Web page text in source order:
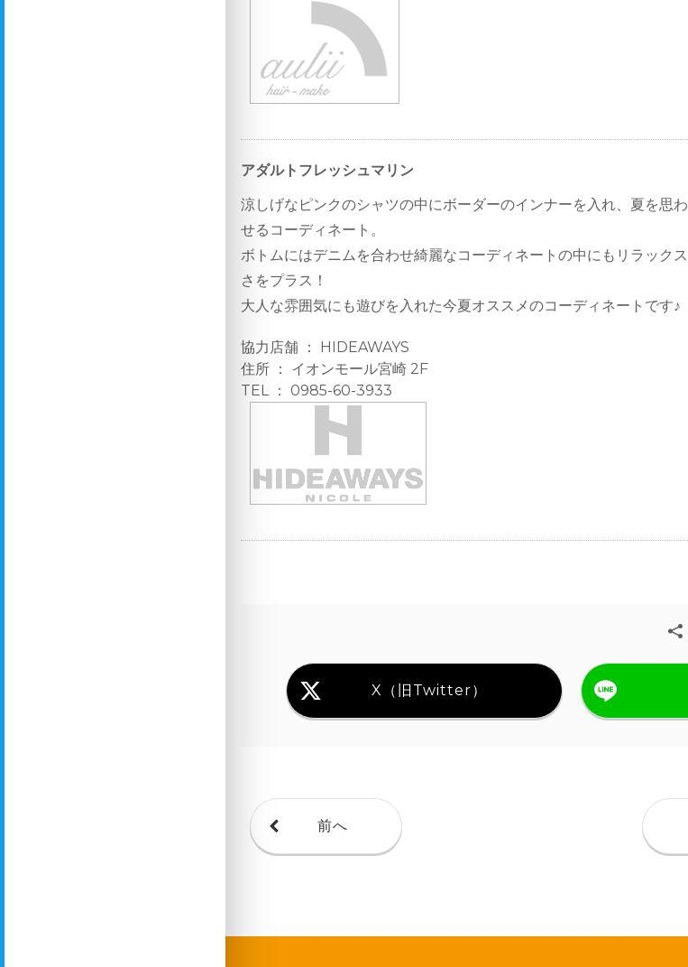
アダルトフレッシュマリン
涼しげなピンクのシャツの中にボーダーのインナーを入れ、夏を思わ
せるコーディネート。
ボトムにはデニムを合わせ綺麗なコーディネートの中にもリラックス
さをプラス！
大人な雰囲気にも遊びを入れた今夏オススメのコーディネートです♪
協力店舗 ： HIDEAWAYS
住所 ： イオンモール宮崎 2F
TEL ： 0985-60-3933
X（旧Twitter）
前へ